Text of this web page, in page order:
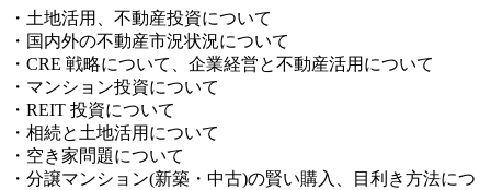
・土地活用、不動産投資について
・国内外の不動産市況状況について
・CRE 戦略について、企業経営と不動産活用について
・マンション投資について
・REIT 投資について
・相続と土地活用について
・空き家問題について
・分譲マンション(新築・中古)の賢い購入、目利き方法につ